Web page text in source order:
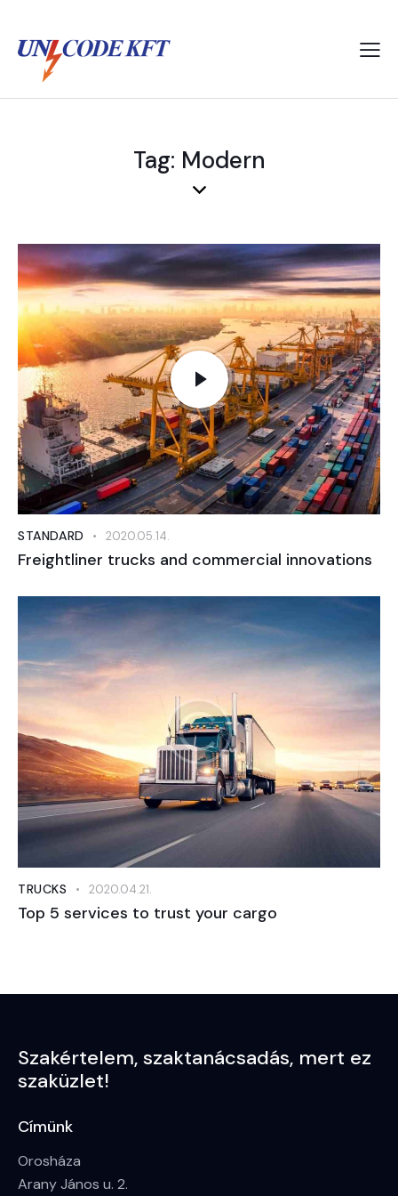
Tag: Modern
STANDARD 2020.05.14.
Freightliner trucks and commercial innovations
TRUCKS 2020.04.21.
Top 5 services to trust your cargo
Szakértelem, szaktanácsadás, mert ez
szaküzlet!
Címünk
Orosháza
Arany János u. 2.